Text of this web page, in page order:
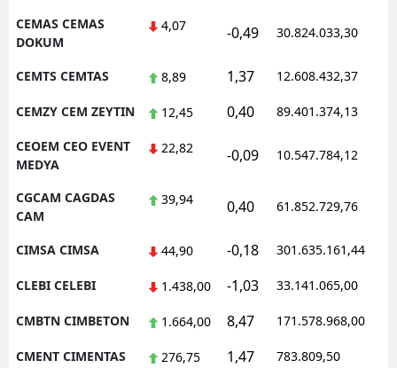
CEMAS CEMAS
DOKUM
4,07 -0,49 30.824.033,30
CEMTS CEMTAS 8,89 1,37 12.608.432,37
CEMZY CEM ZEYTIN 12,45 0,40 89.401.374,13
CEOEM CEO EVENT
MEDYA
22,82 -0,09 10.547.784,12
CGCAM CAGDAS
CAM
39,94 0,40 61.852.729,76
CIMSA CIMSA 44,90 -0,18 301.635.161,44
CLEBI CELEBI 1.438,00 -1,03 33.141.065,00
CMBTN CIMBETON 1.664,00 8,47 171.578.968,00
CMENT CIMENTAS 276,75 1,47 783.809,50